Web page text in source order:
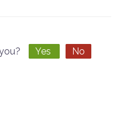
Yes No